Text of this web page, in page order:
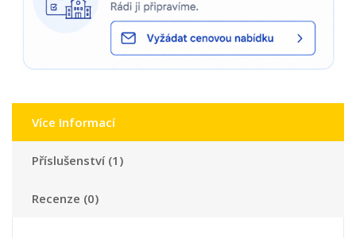
Více Informací
Příslušenství (1)
Recenze (0)